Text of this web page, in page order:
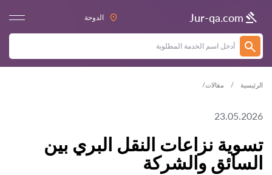
Jur-qa.com الدوحة
الرئيسية مقالات
23.05.2026
تسوية نزاعات النقل البري بين
السائق والشركة